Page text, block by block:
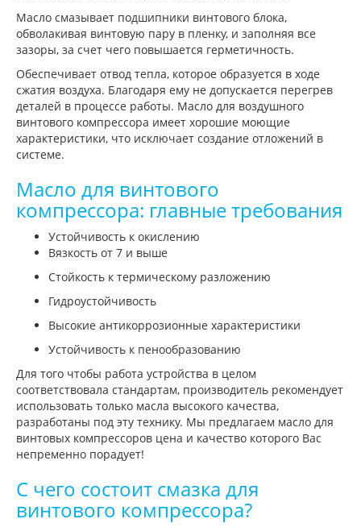
Масло смазывает подшипники винтового блока,
обволакивая винтовую пару в пленку, и заполняя все
зазоры, за счет чего повышается герметичность.
Обеспечивает отвод тепла, которое образуется в ходе
сжатия воздуха. Благодаря ему не допускается перегрев
деталей в процессе работы. Масло для воздушного
винтового компрессора имеет хорошие моющие
характеристики, что исключает создание отложений в
системе.
Масло для винтового
компрессора: главные требования
Устойчивость к окислению
Вязкость от 7 и выше
Стойкость к термическому разложению
Гидроустойчивость
Высокие антикоррозионные характеристики
Устойчивость к пенообразованию
Для того чтобы работа устройства в целом
соответствовала стандартам, производитель рекомендует
использовать только масла высокого качества,
разработаны под эту технику. Мы предлагаем масло для
винтовых компрессоров цена и качество которого Вас
непременно порадует!
С чего состоит смазка для
винтового компрессора?